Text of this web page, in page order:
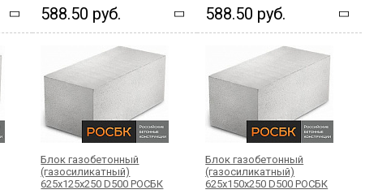
588.50 руб. 588.50 руб.
Блок газобетонный
(газосиликатный)
625x125x250 D500 РОСБК
Блок газобетонный
(газосиликатный)
625x150x250 D500 РОСБК